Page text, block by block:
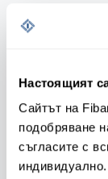
Настоящият
Сайтът на
подобряване
съгласите с
индивидуално.
Тарифа и
Лихвен